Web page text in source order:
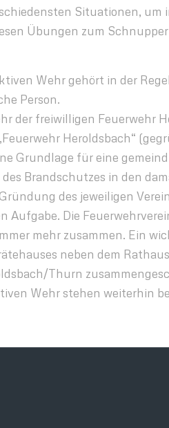
Situationen,
Übungen zum
Wehr gehört in der
Person.
der freiwilligen Feuerwehr
Heroldsbach“
Grundlage für eine
Brandschutzes in den
des jeweiligen
Aufgabe. Die
mehr zusammen. Ein
neben dem
Thurn
Wehr stehen weiterhin